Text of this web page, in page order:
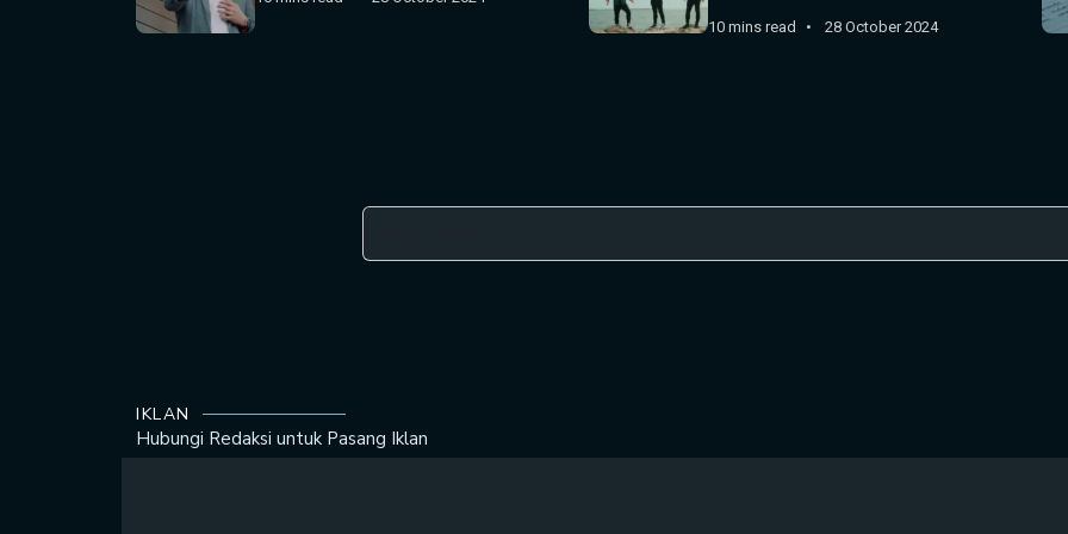
10 mins read 28 October 2024
IKLAN
Hubungi Redaksi untuk Pasang Iklan